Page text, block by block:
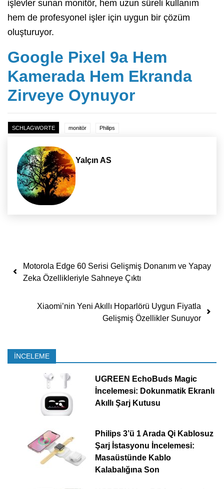
işlevler sunan monitör, hem uzun süreli kullanım
hem de profesyonel işler için uygun bir çözüm
oluşturuyor.
Google Pixel 9a Hem
Kamerada Hem Ekranda
Zirveye Oynuyor
SCHLAGWORTE monitör Philips
Yalçın AS
Yazı dolaşımı
Motorola Edge 60 Serisi Gelişmiş Donanım ve Yapay
Zeka Özellikleriyle Sahneye Çıktı
Xiaomi’nin Yeni Akıllı Hoparlörü Uygun Fiyatla
Gelişmiş Özellikler Sunuyor
İNCELEME
UGREEN EchoBuds Magic
İncelemesi: Dokunmatik Ekranlı
Akıllı Şarj Kutusu
Philips 3’ü 1 Arada Qi Kablosuz
Şarj İstasyonu İncelemesi:
Masaüstünde Kablo
Kalabalığına Son